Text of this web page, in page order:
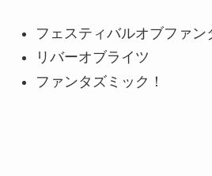
フェスティバルオブファン
リバーオブライツ
ファンタズミック！